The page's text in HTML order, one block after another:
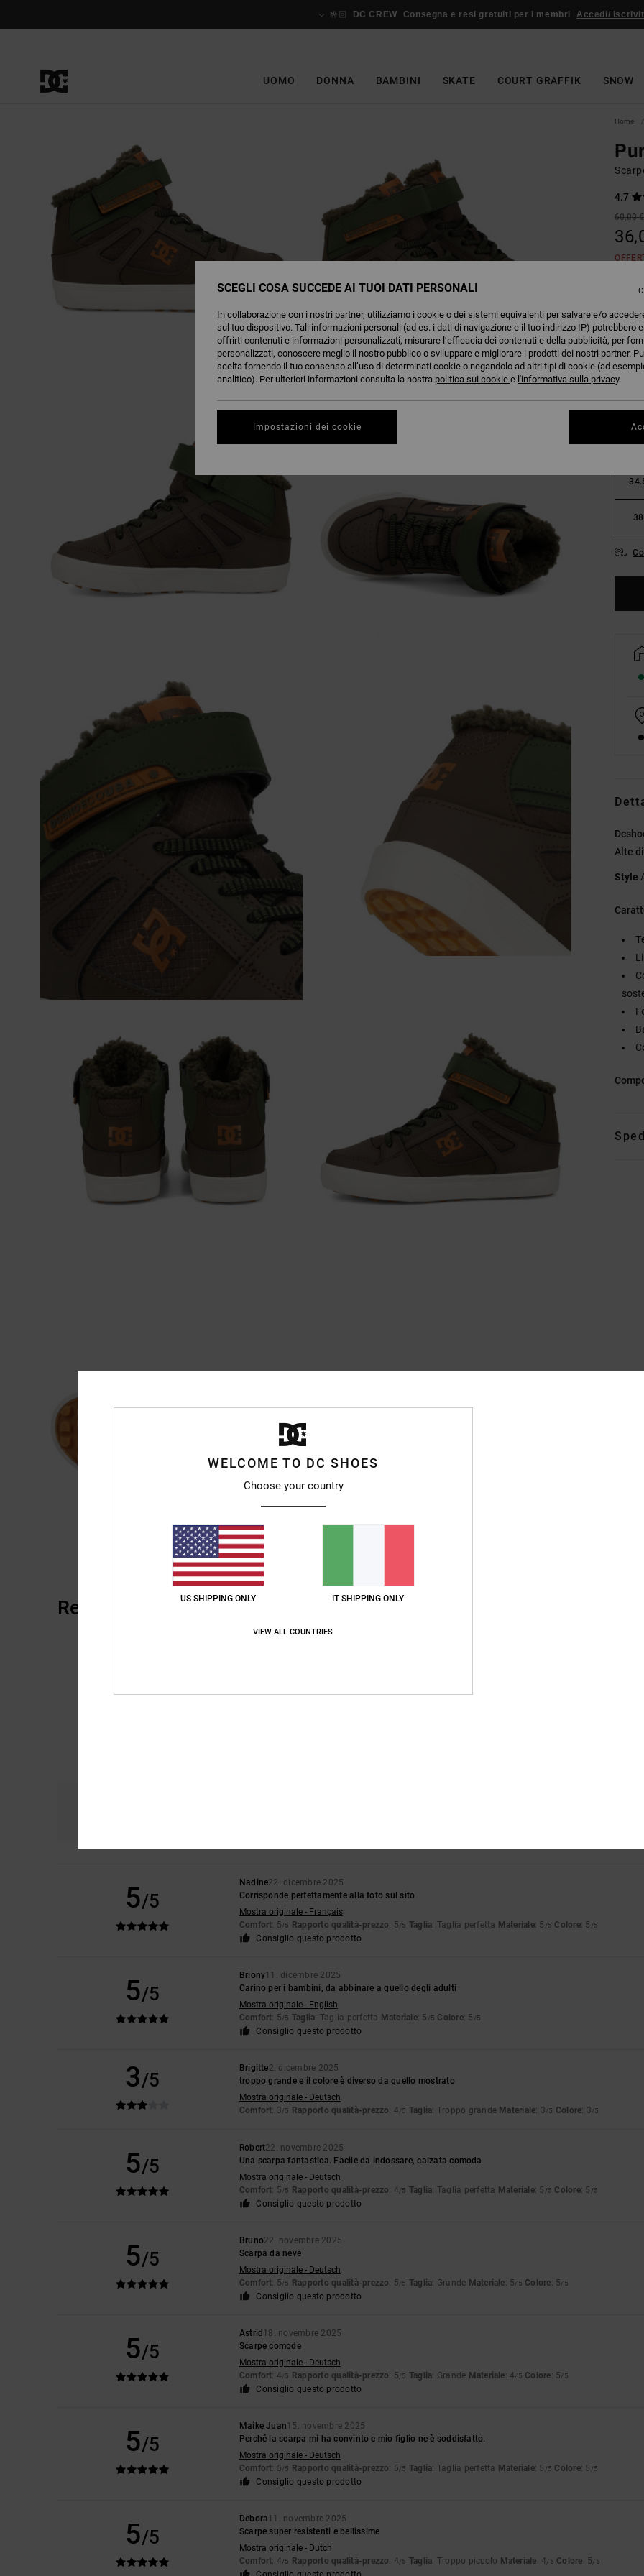
🤟🏻 DC CREW Consegna e resi gratuiti per i membri Accedi/
UOMO DONNA BAMBINI SKATE COURT GRAFFIK SNOW
Home
4.7
60,00 €
31
38
Alte
Style
Recensioni dei clienti
4.7
5/5
Nadine22. dicembre 2025
Corrisponde perfettamente alla foto sul sito
Mostra originale - Français
Comfort: 5/5 Rapporto qualità-prezzo: 5/5 Taglia: Taglia perfetta Materiale: 5 /5 Colore: 5 /5
Consiglio questo prodotto
5/5
Briony11. dicembre 2025
Carino per i bambini, da abbinare a quello degli adulti
Mostra originale - English
Comfort: 5/5 Taglia: Taglia perfetta Materiale: 5 /5 Colore: 5 /5
Consiglio questo prodotto
3/5
Brigitte2. dicembre 2025
troppo grande e il colore è diverso da quello mostrato
Mostra originale - Deutsch
Comfort: 3/5 Rapporto qualità-prezzo: 4/5 Taglia: Troppo grande Materiale: 3/5 Colore: 3/5
5/5
Robert22. novembre 2025
Una scarpa fantastica. Facile da indossare, calzata comoda
Mostra originale - Deutsch
Comfort: 5/5 Rapporto qualità-prezzo: 4/5 Taglia: Taglia perfetta Materiale: 5 /5 Colore: 5 /5
Consiglio questo prodotto
5/5
Bruno22. novembre 2025
Scarpa da neve
Mostra originale - Deutsch
Comfort: 5/5 Rapporto qualità-prezzo: 5/5 Taglia: Grande Materiale: 5/5 Colore: 5/5
Consiglio questo prodotto
5/5
Astrid 18. novembre 2025
Scarpe comode
Mostra originale - Deutsch
Comfort: 4/5 Rapporto qualità-prezzo: 5/5 Taglia: Grande Materiale: 4/5 Colore: 5/5
Consiglio questo prodotto
5/5
Maike Juan15. novembre 2025
Perché la scarpa mi ha convinto e mio figlio ne è soddisfatto.
Mostra originale - Deutsch
Comfort: 5/5 Rapporto qualità-prezzo: 5/5 Taglia: Taglia perfetta Materiale: 5 /5 Colore: 5 /5
Consiglio questo prodotto
5/5
Debora11. novembre 2025
Scarpe super resistenti e bellissime
Mostra originale - Dutch
Comfort: 4/5 Rapporto qualità-prezzo: 4/5 Taglia: Troppo piccolo Materiale: 4/5 Colore: 5/5
WELCOME TO DC SHOES
Choose your country
US SHIPPING ONLY IT SHIPPING ONLY
VIEW ALL COUNTRIES
SCEGLI COSA SUCCEDE AI TUOI DATI PERSONALI
In collaborazione con i nostri partner, utilizziamo i cookie o dei sistemi equivalenti per salvare e/o
sul tuo dispositivo. Tali informazioni personali (ad es. i dati di navigazione e il tuo indirizzo IP) potrebbero
offrirti contenuti e informazioni personalizzati, misurare l’efficacia dei contenuti e della pubblicità, per
personalizzati, conoscere meglio il nostro pubblico o sviluppare e migliorare i prodotti dei nostri partner.
scelta fornendo il tuo consenso all’uso di determinati cookie o negandolo ad altri tipi di cookie (ad
analitico). Per ulteriori informazioni consulta la nostra politica sui cookie e l'informativa sulla privacy.
Impostazioni dei cookie